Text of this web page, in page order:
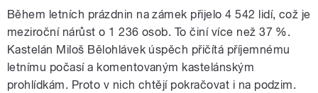
Během letních prázdnin na zámek přijelo 4 542 lidí, což je
meziroční nárůst o 1 236 osob. To činí více než 37 %.
Kastelán Miloš Bělohlávek úspěch přičítá příjemnému
letnímu počasí a komentovaným kastelánským
prohlídkám. Proto v nich chtějí pokračovat i na podzim.